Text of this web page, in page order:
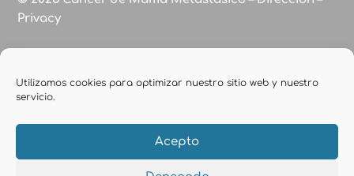
Utilizamos cookies para optimizar nuestro sitio web y nuestro
servicio.
Acepto
Privacy